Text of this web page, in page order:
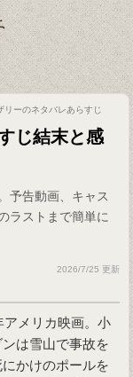
リーのネタバレあらすじ
じ結末と感
予告動画、キャス
ラストまで簡単に
2026/7/25 更新
アメリカ映画。小
は雪山で事故を
かけのポールを